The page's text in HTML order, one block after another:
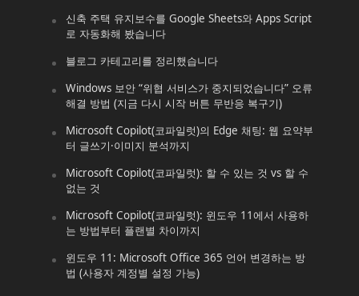
신축 주택 유지보수를 Google Sheets와 Apps Script
로 자동화해 봤습니다
블로그 카테고리를 정리했습니다
Windows 보안 “위협 서비스가 중지되었습니다” 오류
해결 방법 (지금 다시 시작 버튼 무반응 복구기)
Microsoft Copilot(코파일럿)의 Edge 채팅: 웹 요약부
터 글쓰기·이미지 분석까지
Microsoft Copilot(코파일럿): 할 수 있는 것 vs 할 수
없는 것
Microsoft Copilot(코파일럿): 윈도우 11에서 사용하
는 방법부터 플랜별 차이까지
윈도우 11: Microsoft Office 365 언어 변경하는 방
법 (사용자 계정별 설정 가능)